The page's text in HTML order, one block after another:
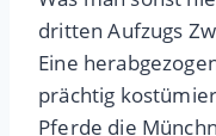
dritten Aufzugs
Eine
prächtig
Pferde die